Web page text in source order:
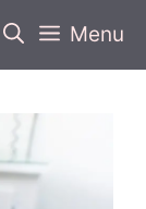
Menu